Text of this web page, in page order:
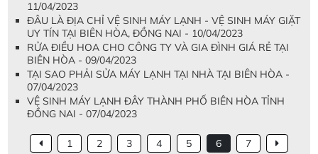
11/04/2023
ĐÂU LÀ ĐỊA CHỈ VỆ SINH MÁY LẠNH - VỆ SINH MÁY GIẶT
UY TÍN TẠI BIÊN HÒA, ĐỒNG NAI - 10/04/2023
RỬA ĐIỀU HOA CHO CÔNG TY VÀ GIA ĐÌNH GIÁ RẺ TẠI
BIÊN HÒA - 09/04/2023
TẠI SAO PHẢI SỬA MÁY LẠNH TẠI NHÀ TẠI BIÊN HÒA -
07/04/2023
VỆ SINH MÁY LẠNH ĐÂY THÀNH PHỐ BIÊN HÒA TỈNH
ĐỒNG NAI - 07/04/2023
1 2 3 4 5 6 7